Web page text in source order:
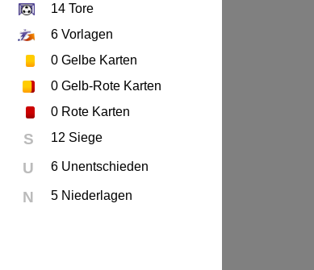
14 Tore
6 Vorlagen
0 Gelbe Karten
0 Gelb-Rote Karten
0 Rote Karten
S 12 Siege
U 6 Unentschieden
N 5 Niederlagen